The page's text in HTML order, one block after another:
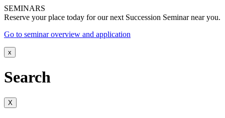
SEMINARS
Reserve your place today for our next Succession Seminar near you.
Go to seminar overview and application
x
Search
X